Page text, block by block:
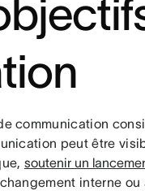
communication
peut être
soutenir un
interne ou